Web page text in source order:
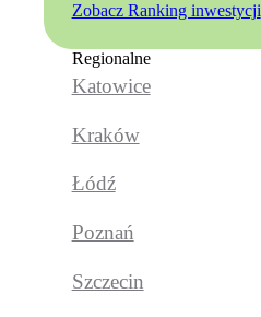
Zobacz Ranking inwestycji
Regionalne
Katowice
Kraków
Łódź
Poznań
Szczecin